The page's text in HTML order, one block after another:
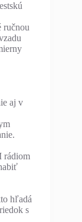
ručnou
aj v
rádiom
hľadá
s